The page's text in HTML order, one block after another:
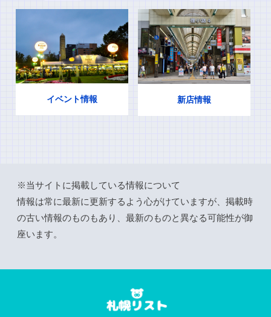
イベント情報 新店情報
※当サイトに掲載している情報について
情報は常に最新に更新するよう心がけていますが、掲載時
の古い情報のものもあり、最新のものと異なる可能性が御
座います。